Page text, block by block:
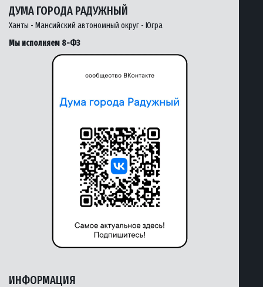
ДУМА ГОРОДА РАДУЖНЫЙ
Ханты - Мансийский автономный округ - Югра
Мы исполняем 8-ФЗ
ИНФОРМАЦИЯ